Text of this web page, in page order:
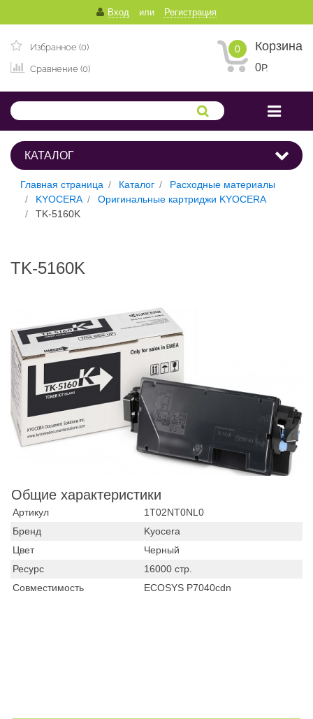
Вход или Регистрация
Избранное (0)
Сравнение (0)
0 Корзина
0Р.
КАТАЛОГ
Главная страница Каталог
Расходные материалы
KYOCERA
Оригинальные картриджи KYOCERA
TK-5160K
TK-5160K
Общие характеристики
Артикул
1T02NT0NL0
Бренд
Kyocera
Цвет
Черный
Ресурс
16000 стр.
Совместимость
ECOSYS P7040cdn